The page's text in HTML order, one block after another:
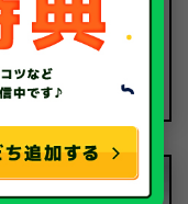
額査定のポイント